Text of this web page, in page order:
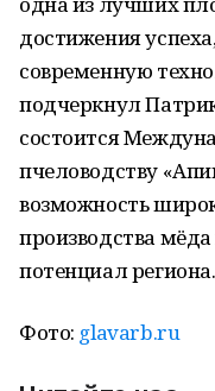
достижения
современную
подчеркнул
состоится
пчеловодству
возможность
производства
потенциал региона.
Фото: glavarb.ru